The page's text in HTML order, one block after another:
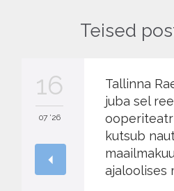
Teised
16
07 '26
Tallinna
juba sel
kutsub
ajaloolises